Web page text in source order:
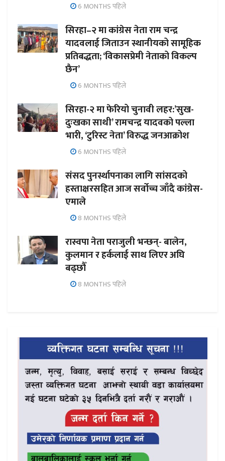
6 MONTHS पहिले
सिरहा–२ मा कांग्रेस नेता राम चन्द्र
यादवलाई जिताउन स्थानीयको सामूहिक
प्रतिबद्धता; ‘विकासप्रेमी नेताको विकल्प
छैन’
6 MONTHS पहिले
सिरहा-२ मा फेरियो चुनावी लहर:’सुख-
दुःखका साथी’ रामचन्द्र यादवको पल्ला
भारी, ‘टुरिस्ट नेता’ विरुद्ध जनआक्रोश
6 MONTHS पहिले
संसद पुनर्स्थापनाका लागि सांसदको
हस्ताक्षरसहित आज सर्वोच्च जाँदै कांग्रेस-
एमाले
8 MONTHS पहिले
रास्वपा नेता पराजुली भन्छन्- बालेन,
कुलमान र हर्कलाई साथ लिएर अघि
बढ्छौँ
8 MONTHS पहिले